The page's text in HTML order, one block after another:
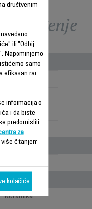
50-60 Hz
1000 W
Keramika
društvenim
ili "Odbij
Napominjemo
samo
efikasan rad
informacija o
i da biste
predomisliti
za
čitanjem
kolačiće